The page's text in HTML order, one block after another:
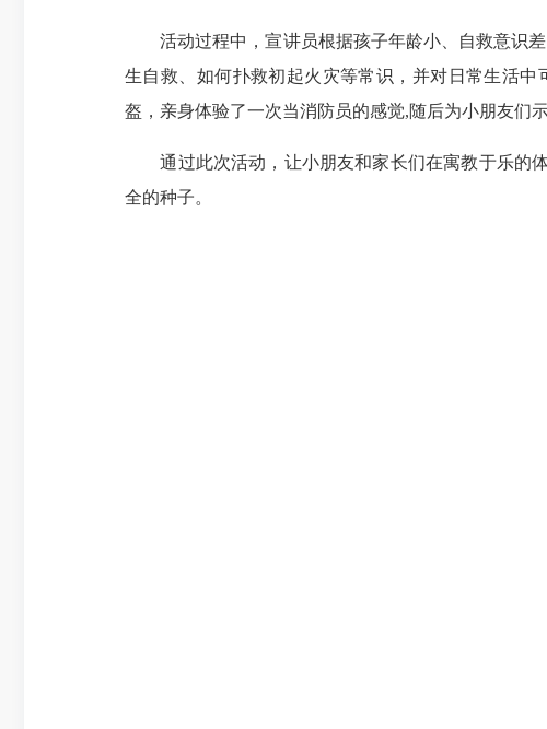
活动过程中，宣讲员根据孩子年龄小、自救意识差
生自救、如何扑救初起火灾等常识，并对日常生活
盔，亲身体验了一次当消防员的感觉,随后为小朋友们
通过此次活动，让小朋友和家长们在寓教于乐的体
全的种子。